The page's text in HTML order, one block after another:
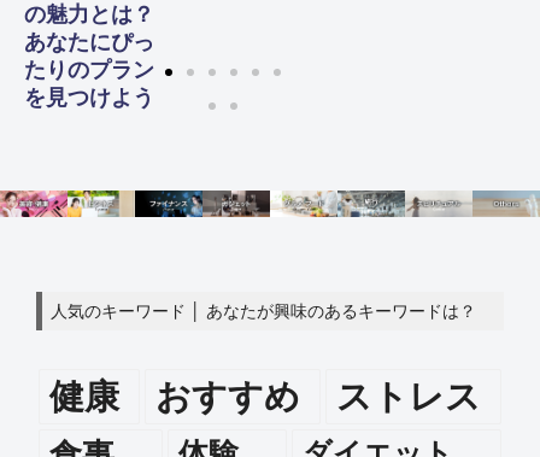
の魅力とは？
あなたにぴっ
たりのプラン
を見つけよう
人気のキーワード │ あなたが興味のあるキーワードは？
健康 おすすめ ストレス